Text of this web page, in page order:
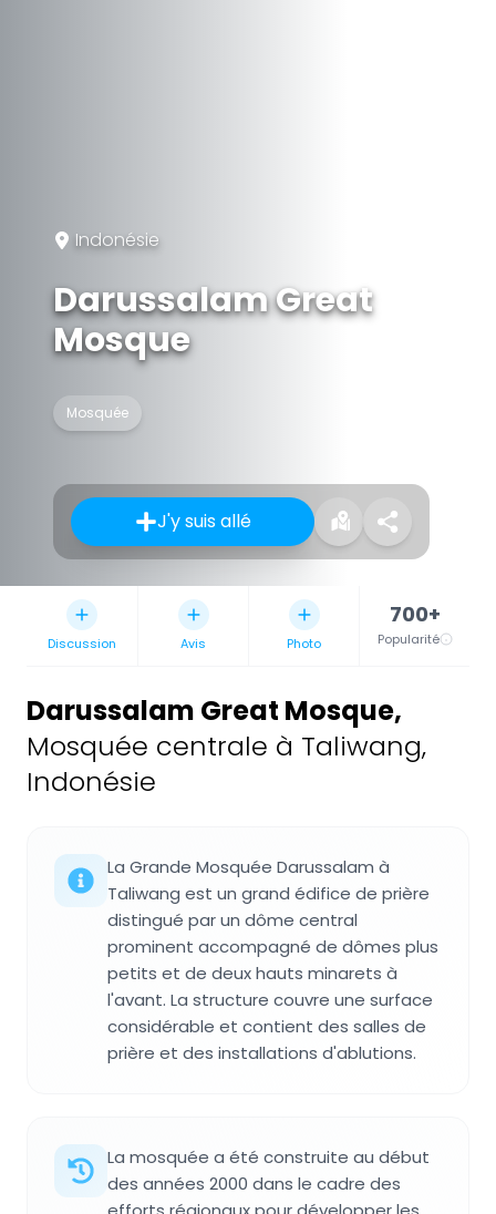
Indonésie
Darussalam Great
Mosque
Mosquée
J'y suis allé
Discussion Avis Photo
700+
Popularité
Darussalam Great Mosque,
Mosquée centrale à Taliwang,
Indonésie
La Grande Mosquée Darussalam à
Taliwang est un grand édifice de prière
distingué par un dôme central
prominent accompagné de dômes plus
petits et de deux hauts minarets à
l'avant. La structure couvre une surface
considérable et contient des salles de
prière et des installations d'ablutions.
La mosquée a été construite au début
des années 2000 dans le cadre des